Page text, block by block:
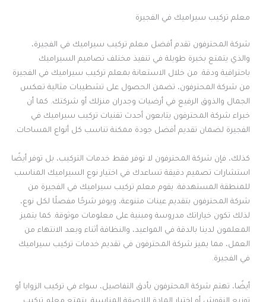
معلم تركيب سيراميك في الفجيرة
شركة المحترفون تقدم أفضل معلم تركيب سيراميك في الفجيرة،
والذي يتمتع بخبرة طويلة في تنفيذ مختلف تصاميم السيراميك
باحترافية ودقة. من خلال الاستعانة بمعلم تركيب سيراميك في الفجيرة
من شركة المحترفون، تضمن الحصول على تشطيبات مثالية تعكس
الجمال والذوق الرفيع في أرضيات وجدران منزلك أو شركتك. كما أن
خبراء شركة المحترفون يتابعون أحدث تقنيات تركيب سيراميك في
الفجيرة لضمان تقديم أفضل جودة ممكنة تناسب كل أنواع المساحات.
كذلك، فإن شركة المحترفون لا توفر فقط خدمات التركيب، بل توفر أيضًا
استشارات تصميم دقيقة تساعدك في اختيار نوع السيراميك المناسب
للمنطقة المستهدفة. يقوم معلم تركيب سيراميك في الفجيرة من
شركة المحترفون بتقديم عينات متنوعة، ويوفر شرحًا مفصلًا لكل نوع،
لذلك تكون خياراتك مدروسة ومبنية على معلومات موثوقة. كما يتميز
المعلمون لدينا بالدقة في المواعيد، والنظافة أثناء وبعد الانتهاء من
العمل، مما يميز شركة المحترفون في تقديم خدمات تركيب سيراميك
في الفجيرة.
أيضًا، تهتم شركة المحترفون بأدق التفاصيل، سواء في تركيب الزوايا أو